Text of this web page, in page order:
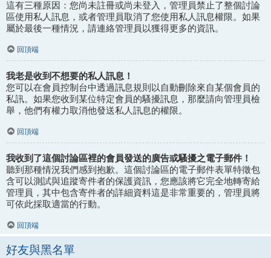
這有三種原因：您尚未註冊或尚未登入，管理員禁止了整個討論
區使用私人訊息，或者管理員取消了您使用私人訊息權限。如果
屬於最後一種情況，請連絡管理員以獲得更多的資訊。
回頂端
我老是收到不想要的私人訊息！
您可以在會員控制台中透過訊息規則以自動刪除來自某個會員的
私訊。如果您收到某位特定會員的騷擾訊息，那麼請向管理員檢
舉，他們有權力取消他發送私人訊息的權限。
回頂端
我收到了這個討論區裡的會員發送的廣告或騷擾之電子郵件！
聽到那種情況我們感到抱歉。這個討論區的電子郵件表單特徵包
含可以測試與追蹤寄件者的保護資訊，您應該將它完全地轉寄給
管理員，其中包含寄件者的詳細資料這是非常重要的，管理員將
可依此採取適當的行動。
回頂端
好友與黑名單